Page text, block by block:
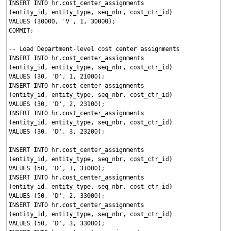
INSERT INTO hr.cost_center_assignments
(entity_id, entity_type, seq_nbr, cost_ctr_id)
VALUES (30000, 'V', 1, 30000);
COMMIT;
-- Load Department-level cost center assignments
INSERT INTO hr.cost_center_assignments
(entity_id, entity_type, seq_nbr, cost_ctr_id)
VALUES (30, 'D', 1, 21000);
INSERT INTO hr.cost_center_assignments
(entity_id, entity_type, seq_nbr, cost_ctr_id)
VALUES (30, 'D', 2, 23100);
INSERT INTO hr.cost_center_assignments
(entity_id, entity_type, seq_nbr, cost_ctr_id)
VALUES (30, 'D', 3, 23200);
INSERT INTO hr.cost_center_assignments
(entity_id, entity_type, seq_nbr, cost_ctr_id)
VALUES (50, 'D', 1, 31000);
INSERT INTO hr.cost_center_assignments
(entity_id, entity_type, seq_nbr, cost_ctr_id)
VALUES (50, 'D', 2, 33000);
INSERT INTO hr.cost_center_assignments
(entity_id, entity_type, seq_nbr, cost_ctr_id)
VALUES (50, 'D', 3, 33000);